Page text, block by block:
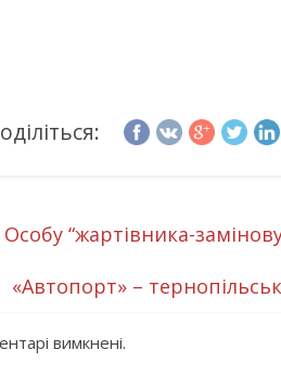
Особу “жартівника-
«Автопорт» –
вимкнені.